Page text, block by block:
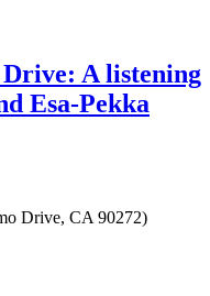
Drive: A listening
Esa-Pekka
Drive, CA 90272)